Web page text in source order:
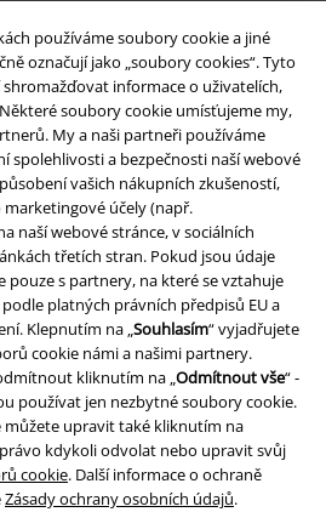
používáme soubory cookie a jiné
označují jako „soubory cookies“. Tyto
informace o uživatelích,
soubory cookie umísťujeme my,
My a naši partneři používáme
spolehlivosti a bezpečnosti naší webové
vašich nákupních zkušeností,
účely (např.
naší webové stránce, v sociálních
třetích stran. Pokud jsou údaje
pouze s partnery, na které se vztahuje
platných právních předpisů EU a
Klepnutím na „Souhlasím“ vyjadřujete
cookie námi a našimi partnery.
kliknutím na „Odmítnout vše“ -
používat jen nezbytné soubory cookie.
můžete upravit také kliknutím na
kdykoli odvolat nebo upravit svůj
cookie. Další informace o ochraně
Zásady ochrany osobních údajů.
životního prostředí